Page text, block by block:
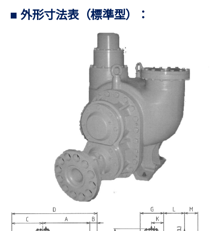
外形寸法表（標準型）：